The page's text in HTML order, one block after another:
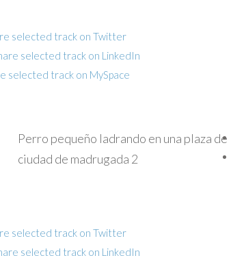
Perro pequeño ladrando en una plaza de
ciudad de madrugada 2